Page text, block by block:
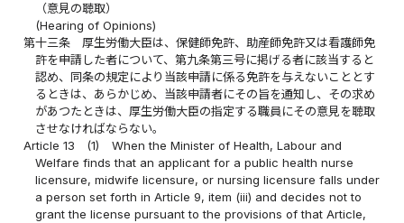
（意見の聴取）
(Hearing of Opinions)
第十三条
厚生労働大臣は、保健師免許、助産師免許又は看護師免
許を申請した者について、第九条第三号に掲げる者に該当すると
認め、同条の規定により当該申請に係る免許を与えないこととす
るときは、あらかじめ、当該申請者にその旨を通知し、その求め
があつたときは、厚生労働大臣の指定する職員にその意見を聴取
させなければならない。
Article 13
(1)
When the Minister of Health, Labour and
Welfare finds that an applicant for a public health nurse
licensure, midwife licensure, or nursing licensure falls under
a person set forth in Article 9, item (iii) and decides not to
grant the license pursuant to the provisions of that Article,